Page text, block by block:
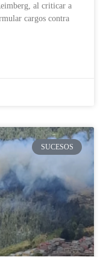
al criticar a
cargos contra
SUCESOS